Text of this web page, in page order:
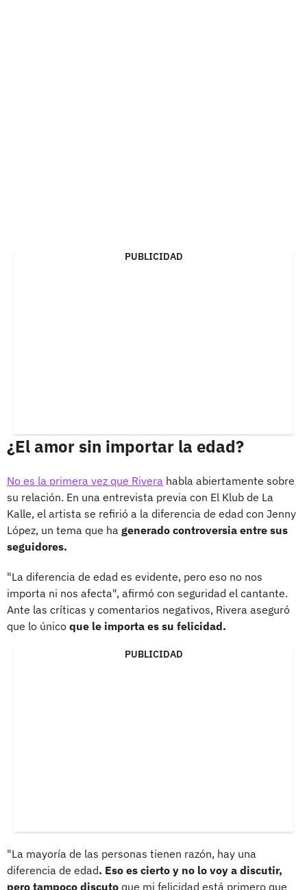
PUBLICIDAD
¿El amor sin importar la edad?
No es la primera vez que Rivera habla abiertamente sobre
su relación. En una entrevista previa con El Klub de La
Kalle, el artista se refirió a la diferencia de edad con Jenny
López, un tema que ha generado controversia entre sus
seguidores.
"La diferencia de edad es evidente, pero eso no nos
importa ni nos afecta", afirmó con seguridad el cantante.
Ante las críticas y comentarios negativos, Rivera aseguró
que lo único que le importa es su felicidad.
PUBLICIDAD
"La mayoría de las personas tienen razón, hay una
diferencia de edad. Eso es cierto y no lo voy a discutir,
pero tampoco discuto que mi felicidad está primero que